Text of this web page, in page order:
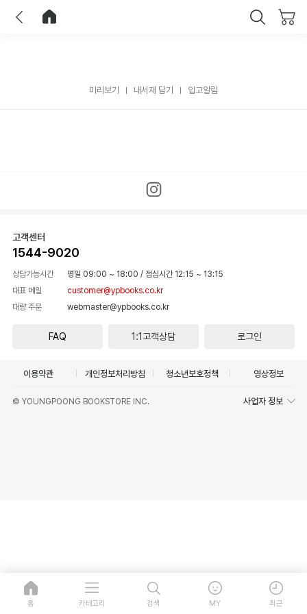
미리보기 내서재 담기 입고알림
고객센터
1544-9020
상담가능시간 평일 09:00 ~ 18:00 / 점심시간 12:15 ~ 13:15
대표 메일
customer@ypbooks.co.kr
대량 주문
webmaster@ypbooks.co.kr
FAQ 1:1고객상담 로그인
이용약관 개인정보처리방침 청소년보호정책 영상정보
© YOUNGPOONG BOOKSTORE INC. 사업자 정보
홈 카테고리 검색 MY 최근